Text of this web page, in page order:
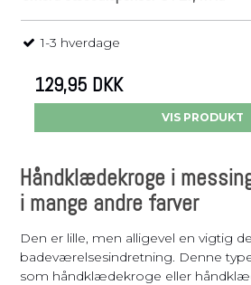
1-3 hverdage
129,95 DKK
VIS PRODUKT
Håndklædekroge i
i mange andre farver
Den er lille, men alligevel en vigtig
badeværelsesindretning. Denne
som håndklædekroge eller